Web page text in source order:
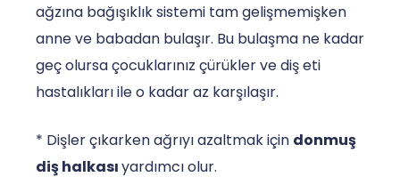
ağzına bağışıklık sistemi tam gelişmemişken
anne ve babadan bulaşır. Bu bulaşma ne kadar
geç olursa çocuklarınız çürükler ve diş eti
hastalıkları ile o kadar az karşılaşır.
* Dişler çıkarken ağrıyı azaltmak için donmuş
diş halkasıyardımcı olur.